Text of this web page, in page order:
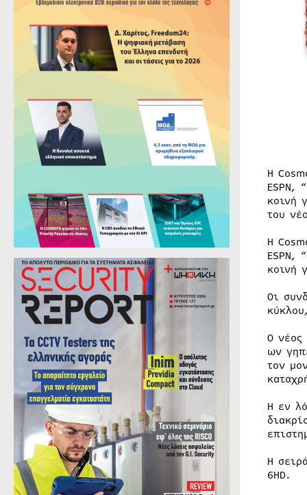
H
ESPN,
κοινή
του
H
ESPN,
κοινή
Οι
Ο νέος
ων
τον
Η εν
Η
6HD.